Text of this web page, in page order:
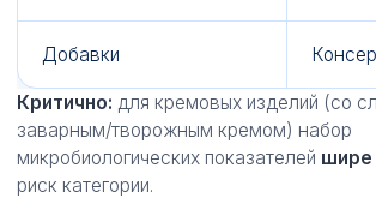
Добавки
Критично: для кремовых изделий (со
заварным/творожным кремом) набор
микробиологических показателей шире
риск категории.